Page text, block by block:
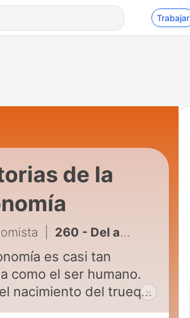
Trabajar
de la
260 - Del arado que conquistó las llanuras al tractor que dominó el mundo
es casi tan
como el ser humano.
nacimiento del trueque
del comercio